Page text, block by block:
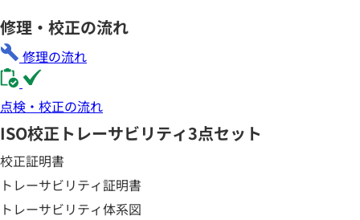
修理・校正の流れ
修理の流れ
点検・校正の流れ
ISO校正 トレーサビリティ3点セット
校正証明書
トレーサビリティ証明書
トレーサビリティ体系図